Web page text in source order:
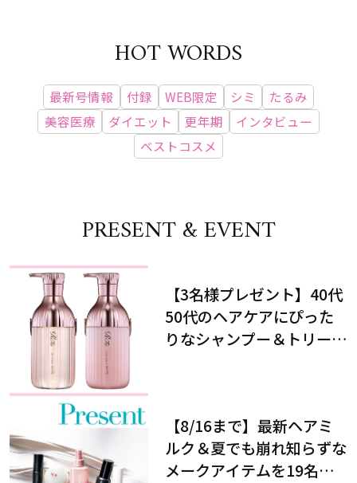
HOT WORDS
最新号情報 付録 WEB限定 シミ
たるみ
美容医療
ダイエット 更年期
インタビュー
ベストコスメ
PRESENT & EVENT
【3名様プレゼント】40代
50代のヘアケアにぴった
りなシャンプー＆トリート
【8/16まで】最新ヘアミ
ルク＆夏でも崩れ知らずな
メークアイテムを19名様